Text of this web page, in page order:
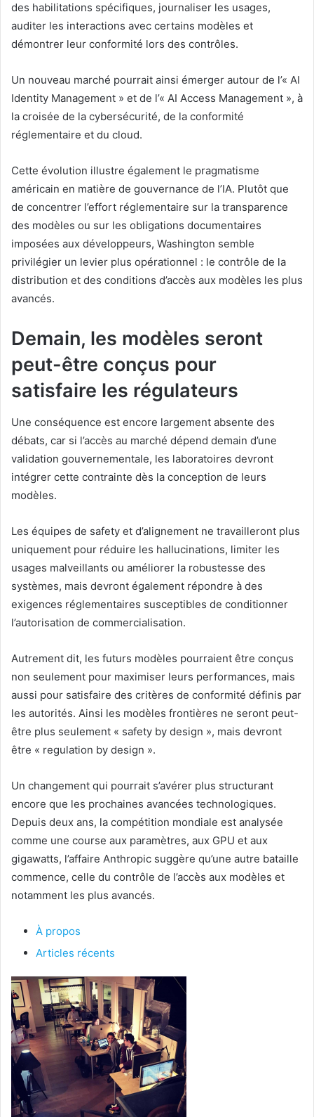
des habilitations spécifiques, journaliser les usages,
auditer les interactions avec certains modèles et
démontrer leur conformité lors des contrôles.
Un nouveau marché pourrait ainsi émerger autour de l’« AI
Identity Management » et de l’« AI Access Management », à
la croisée de la cybersécurité, de la conformité
réglementaire et du cloud.
Cette évolution illustre également le pragmatisme
américain en matière de gouvernance de l’IA. Plutôt que
de concentrer l’effort réglementaire sur la transparence
des modèles ou sur les obligations documentaires
imposées aux développeurs, Washington semble
privilégier un levier plus opérationnel : le contrôle de la
distribution et des conditions d’accès aux modèles les plus
avancés.
Demain, les modèles seront
peut-être conçus pour
satisfaire les régulateurs
Une conséquence est encore largement absente des
débats, car si l’accès au marché dépend demain d’une
validation gouvernementale, les laboratoires devront
intégrer cette contrainte dès la conception de leurs
modèles.
Les équipes de safety et d’alignement ne travailleront plus
uniquement pour réduire les hallucinations, limiter les
usages malveillants ou améliorer la robustesse des
systèmes, mais devront également répondre à des
exigences réglementaires susceptibles de conditionner
l’autorisation de commercialisation.
Autrement dit, les futurs modèles pourraient être conçus
non seulement pour maximiser leurs performances, mais
aussi pour satisfaire des critères de conformité définis par
les autorités. Ainsi les modèles frontières ne seront peut-
être plus seulement « safety by design », mais devront
être « regulation by design ».
Un changement qui pourrait s’avérer plus structurant
encore que les prochaines avancées technologiques.
Depuis deux ans, la compétition mondiale est analysée
comme une course aux paramètres, aux GPU et aux
gigawatts, l’affaire Anthropic suggère qu’une autre bataille
commence, celle du contrôle de l’accès aux modèles et
notamment les plus avancés.
À propos
Articles récents